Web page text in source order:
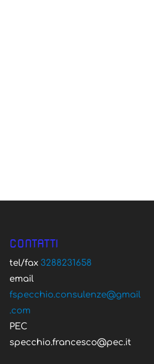
CONTATTI
tel/fax 3288231658
email
fspecchio.consulenze@gmail
.com
PEC
specchio.francesco@pec.it